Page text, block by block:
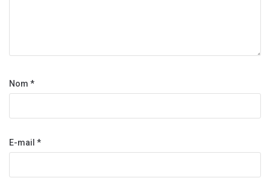
Nom *
E-mail *